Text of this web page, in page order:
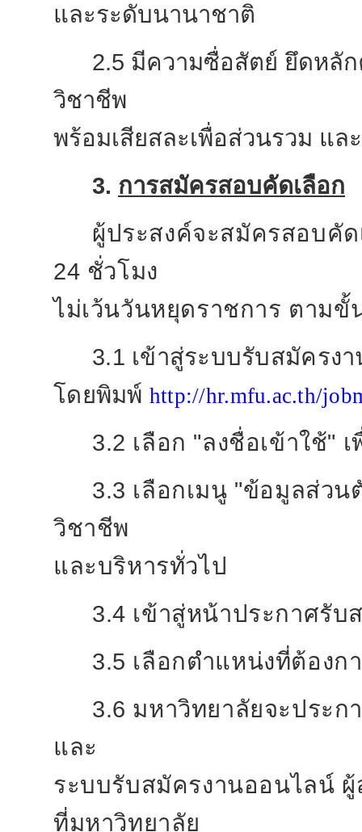
และระดับนานาชาติ
2.5 มีความซื่อสัตย์ ยึดหลั
วิชาชีพ
พร้อมเสียสละเพื่อส่วนรวม แ
3. การสมัครสอบคัดเลือก
ผู้ประสงค์จะสมัครสอบคั
24 ชั่วโมง
ไม่เว้นวันหยุดราชการ ตาม
3.1 เข้าสู่ระบบรับสมัครง
โดยพิมพ์ http://hr.mfu.ac.th/
3.2 เลือก "ลงชื่อเข้าใช้"
3.3 เลือกเมนู "ข้อมูลส่ว
วิชาชีพ
และบริหารทั่วไป
3.4 เข้าสู่หน้าประกาศรั
3.5 เลือกตำแหน่งที่ต้องก
3.6 มหาวิทยาลัยจะประก
และ
ระบบรับสมัครงานออนไลน์
ที่มหาวิทยาลัย